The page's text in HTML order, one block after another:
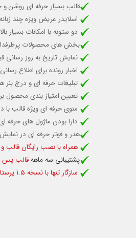
قالب بسیار حرفه ای روشن
اسلایدر عریض ویژه چند
دو ستونه با امکانات بسیار بالا
بخش های محصولات
نمایش تاریخ به روز
اخبار رونده برای اطلاع
تبلیغات حرفه ای و درج
تعیین امتیاز بندی
منوی حرفه ای ویژه قالب
دارا بودن ماژول های حرفه
هدر و فوتر حرفه ای در
همراه با نصب رایگان قالب و
پشتیبانی سه ماههقالب پس
سازگار تنها با نسخه 1.5 پرستاشاپ